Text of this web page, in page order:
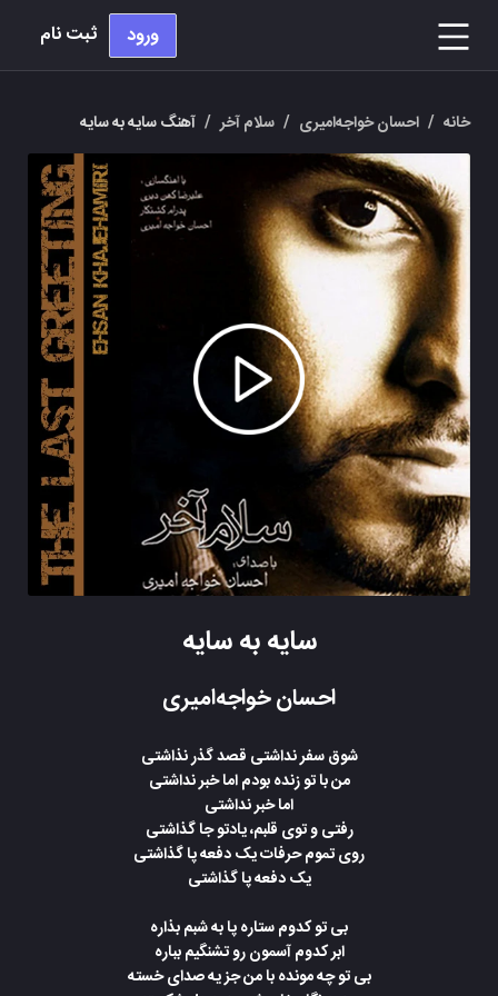
ورود ثبت نام
خانه / احسان خواجه‌امیری / سلام آخر / آهنگ سایه به سایه
سایه به سایه
احسان خواجه‌امیری
شوق سفر نداشتی قصد گذر نذاشتی
من با تو زنده بودم اما خبر نداشتی
اما خبر نداشتی
رفتی و توی قلبم، یادتو جا گذاشتی
روی تموم حرفات یک دفعه پا گذاشتی
یک دفعه پا گذاشتی
بی تو کدوم ستاره پا به شبم بذاره
ابر کدوم آسمون رو تشنگیم بباره
بی تو چه مونده با من جز یه صدای خسته